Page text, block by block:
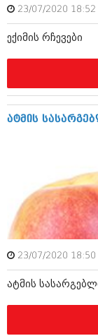
აპრილი
მარტი
აპრილი
მარტი
იანვარი
ივლისი
ივნისი
მაისი
23/07/2020 18:52
ექიმის რჩევები
ატმის
23/07/2020 18:50
ატმის